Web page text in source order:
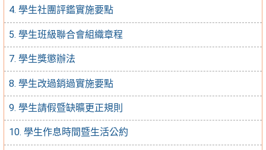
4. 學生社團評鑑實施要點
5. 學生班級聯合會組織章程
7. 學生獎懲辦法
8. 學生改過銷過實施要點
9. 學生請假暨缺曠更正規則
10. 學生作息時間暨生活公約